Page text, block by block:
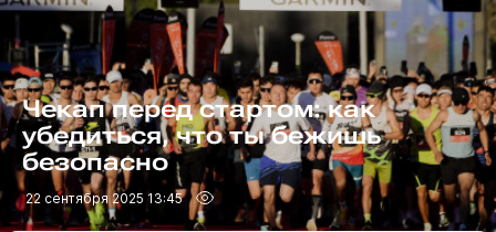
Чекап перед стартом: как
убедиться, что ты бежишь
безопасно
22 сентября 2025 13:45